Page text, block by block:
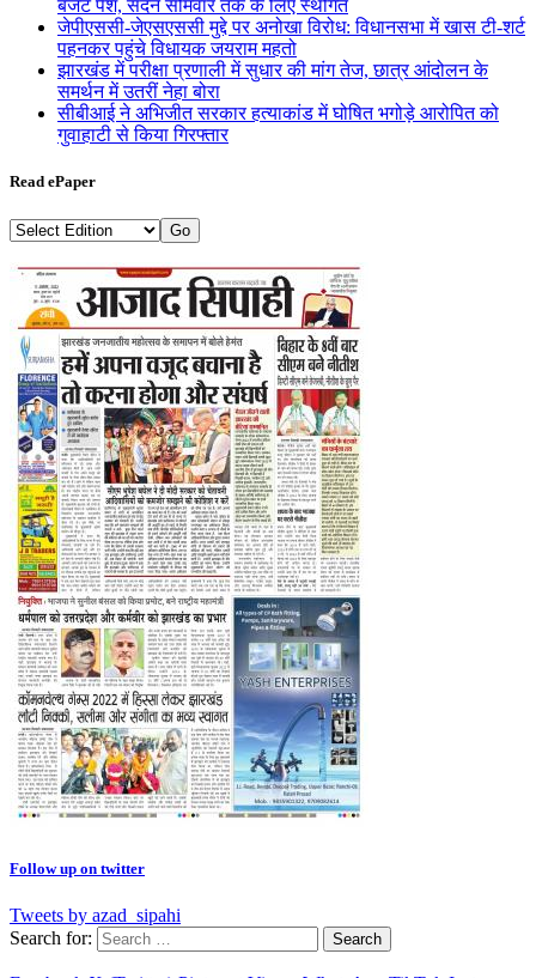
बजट पेश, सदन सोमवार तक के लिए स्थगित
जेपीएससी-जेएसएससी मुद्दे पर अनोखा विरोध: विधानसभा में खास टी-शर्ट
पहनकर पहुंचे विधायक जयराम महतो
झारखंड में परीक्षा प्रणाली में सुधार की मांग तेज, छात्र आंदोलन के
समर्थन में उतरीं नेहा बोरा
सीबीआई ने अभिजीत सरकार हत्याकांड में घोषित भगोड़े आरोपित को
गुवाहाटी से किया गिरफ्तार
Read ePaper
Follow up on twitter
Tweets by azad_sipahi
Search for: